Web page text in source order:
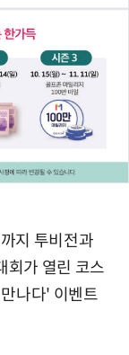
지 투비전과
회가 열린 코스
나다' 이벤트